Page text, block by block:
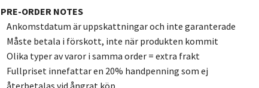
PRE-ORDER NOTES
Ankomstdatum är uppskattningar och inte garanterade
Måste betala i förskott, inte när produkten kommit
Olika typer av varor i samma order = extra frakt
Fullpriset innefattar en 20% handpenning som ej
återbetalas vid ångrat köp